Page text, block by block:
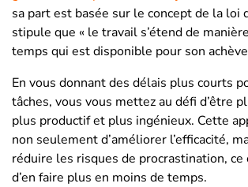
sa part est basée sur le concept de la loi
stipule que « le travail s’étend de
temps qui est disponible pour son
En vous donnant des délais plus courts
tâches, vous vous mettez au défi d’être
plus productif et plus ingénieux. Cette
non seulement d’améliorer l’efficacité,
réduire les risques de procrastination,
d’en faire plus en moins de temps.